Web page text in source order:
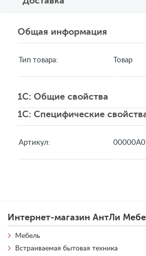
Общая информация
Тип товара: Товар
1C: Общие свойства
1C: Специфические
Артикул:
Интернет-магазин АнтЛи
Мебель
Встраиваемая бытовая техника